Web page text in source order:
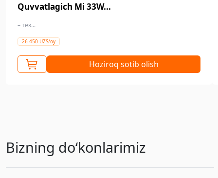
Quvvatlagich Mi 33W...
– тез...
26 450 UZS/oy
Hoziroq sotib olish
Bizning doʻkonlarimiz